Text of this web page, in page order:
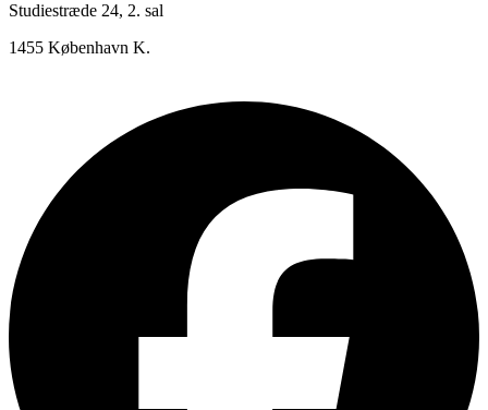
Studiestræde 24, 2. sal
1455 København K.